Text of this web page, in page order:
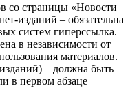
со страницы «Новости
изданий – обязательна
систем гиперссылка.
в независимости от
материалов.
– должна быть
в первом абзаце